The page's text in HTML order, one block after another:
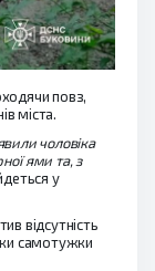
повз,
міста.
чоловіка
ями та, з
у
відсутність
самотужки